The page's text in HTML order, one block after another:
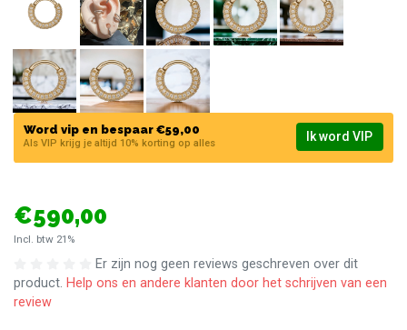
Word vip en bespaar €59,00
Als VIP krijg je altijd 10% korting op alles Ik word VIP
€590,00
Incl. btw 21%
Er zijn nog geen reviews geschreven over dit
product. Help ons en andere klanten door het schrijven van een
review